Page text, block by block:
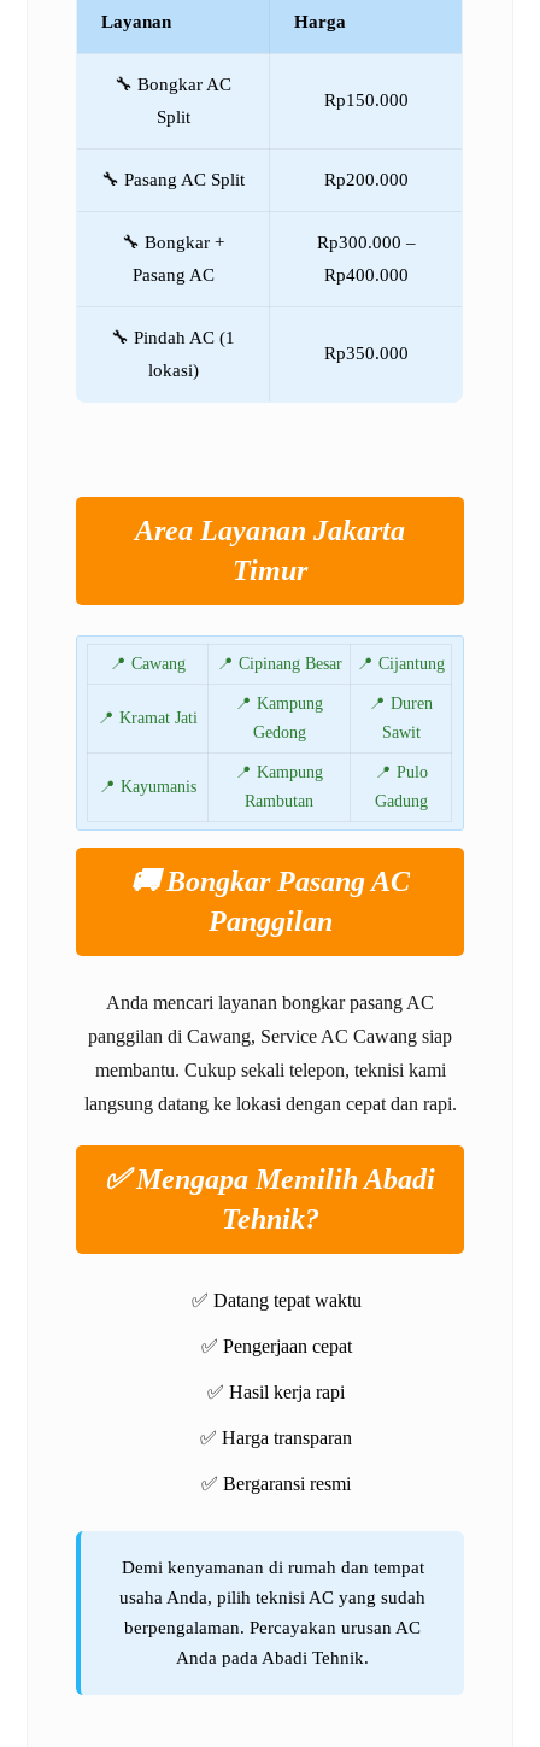
Layanan Harga
🔧 Bongkar AC
Split
Rp150.000
🔧 Pasang AC Split Rp200.000
🔧 Bongkar +
Pasang AC
Rp300.000 –
Rp400.000
🔧 Pindah AC (1
lokasi)
Rp350.000
Area Layanan Jakarta
Timur
📍 Cawang 📍 Cipinang Besar 📍 Cijantung
📍 Kramat Jati
📍 Kampung
Gedong
📍 Duren
Sawit
📍 Kayumanis
📍 Kampung
Rambutan
📍 Pulo
Gadung
🚚 Bongkar Pasang AC
Panggilan
Anda mencari layanan bongkar pasang AC
panggilan di Cawang, Service AC Cawang siap
membantu. Cukup sekali telepon, teknisi kami
langsung datang ke lokasi dengan cepat dan rapi.
✅ Mengapa Memilih Abadi
Tehnik?
✅ Datang tepat waktu
✅ Pengerjaan cepat
✅ Hasil kerja rapi
✅ Harga transparan
✅ Bergaransi resmi
Demi kenyamanan di rumah dan tempat
usaha Anda, pilih teknisi AC yang sudah
berpengalaman. Percayakan urusan AC
Anda pada Abadi Tehnik.